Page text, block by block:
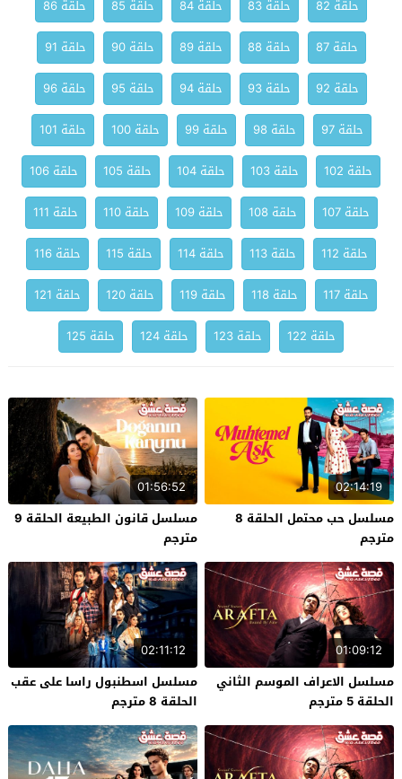
حلقة 82 حلقة 83 حلقة 84 حلقة 85
حلقة 86
حلقة 87
حلقة 88 حلقة 89 حلقة 90
حلقة 91
حلقة 92
حلقة 93 حلقة 94 حلقة 95
حلقة 96
حلقة 97
حلقة 98 حلقة 99 حلقة 100
حلقة 101
حلقة 102
حلقة 103 حلقة 104 حلقة 105
حلقة 106
حلقة 107
حلقة 108 حلقة 109 حلقة 110
حلقة 111
حلقة 112
حلقة 113 حلقة 114 حلقة 115
حلقة 116
حلقة 117
حلقة 118 حلقة 119 حلقة 120
حلقة 121
حلقة 122
حلقة 123 حلقة 124 حلقة 125
02:14:19
مسلسل حب محتمل الحلقة 8
مترجم
01:56:52
مسلسل قانون الطبيعة الحلقة 9
مترجم
01:09:12
مسلسل الاعراف الموسم الثاني
الحلقة 5 مترجم
02:11:12
مسلسل اسطنبول راسا على عقب
الحلقة 8 مترجم